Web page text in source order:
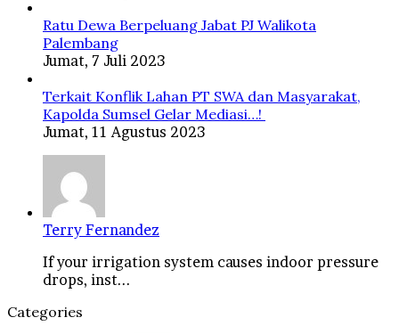
Ratu Dewa Berpeluang Jabat PJ Walikota
Palembang
Jumat, 7 Juli 2023
Terkait Konflik Lahan PT SWA dan Masyarakat,
Kapolda Sumsel Gelar Mediasi…!
Jumat, 11 Agustus 2023
Terry Fernandez
If your irrigation system causes indoor pressure
drops, inst...
Categories